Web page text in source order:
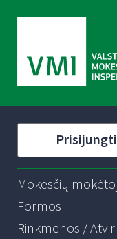
Prisijungti
Mokesčių
Formos
Rinkmenos /